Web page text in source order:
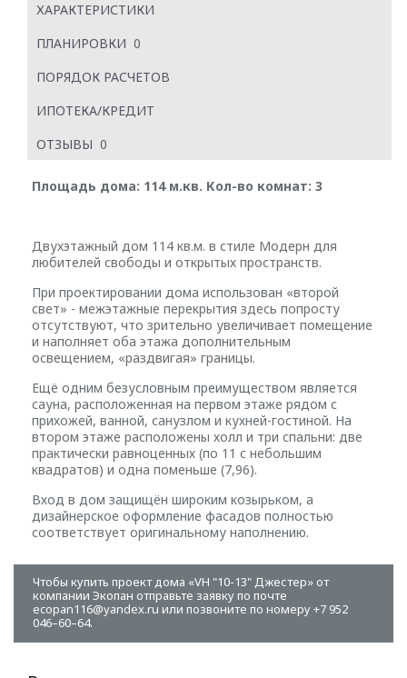
ХАРАКТЕРИСТИКИ
ПЛАНИРОВКИ 0
ПОРЯДОК РАСЧЕТОВ
ИПОТЕКА/КРЕДИТ
ОТЗЫВЫ 0
Площадь дома: 114 м.кв. Кол-во комнат: 3
Двухэтажный дом 114 кв.м. в стиле Модерн для
любителей свободы и открытых пространств.
При проектировании дома использован «второй
свет» - межэтажные перекрытия здесь попросту
отсутствуют, что зрительно увеличивает помещение
и наполняет оба этажа дополнительным
освещением, «раздвигая» границы.
Ещё одним безусловным преимуществом является
сауна, расположенная на первом этаже рядом с
прихожей, ванной, санузлом и кухней-гостиной. На
втором этаже расположены холл и три спальни: две
практически равноценных (по 11 с небольшим
квадратов) и одна поменьше (7,96).
Вход в дом защищён широким козырьком, а
дизайнерское оформление фасадов полностью
соответствует оригинальному наполнению.
Чтобы купить проект дома «VH "10-13" Джестер» от
компании Экопан отправьте заявку по почте
ecopan116@yandex.ru или позвоните по номеру +7 952
046–60–64.